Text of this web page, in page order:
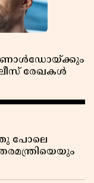
രേഖകൾ
പോലെ